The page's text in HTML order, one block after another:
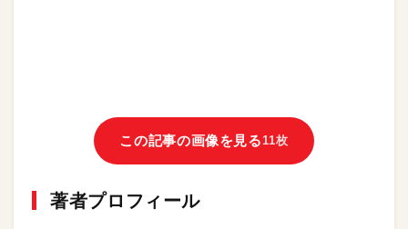
この記事の画像を見る 11枚
著者プロフィール